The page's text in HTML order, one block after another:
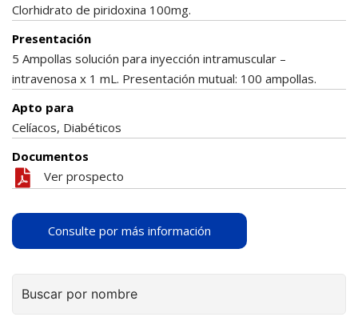
Clorhidrato de piridoxina 100mg.
Presentación
5 Ampollas solución para inyección intramuscular –
intravenosa x 1 mL. Presentación mutual: 100 ampollas.
Apto para
Celíacos, Diabéticos
Documentos
Ver prospecto
Consulte por más información